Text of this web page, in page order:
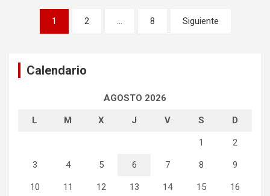
Navegación
1 2 … 8 Siguiente
Calendario
AGOSTO 2026
L M X J V S D
1 2
3 4 5 6 7 8 9
10 11 12 13 14 15 16